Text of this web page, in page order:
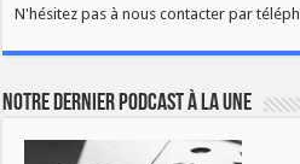
N'hésitez pas à nous contacter par
Notre dernier podcast à la une